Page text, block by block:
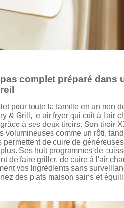
complet préparé dans
pour toute la famille en un rien
& Grill, le air fryer qui cuit à l'air
à ses deux tiroirs. Son tiroir
volumineuses comme un rôti,
permettent de cuire de généreuses
Ses huit programmes de
de faire griller, de cuire à l'air
vos ingrédients sans
des plats maison sains et